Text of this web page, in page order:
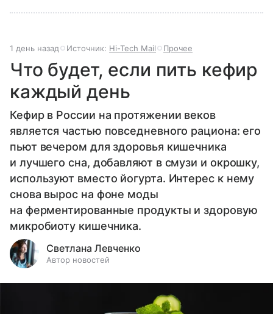
1 день назад Источник: Hi-Tech Mail Прочее
Что будет, если пить кефир
каждый день
Кефир в России на протяжении веков
является частью повседневного рациона: его
пьют вечером для здоровья кишечника
и лучшего сна, добавляют в смузи и окрошку,
используют вместо йогурта. Интерес к нему
снова вырос на фоне моды
на ферментированные продукты и здоровую
микробиоту кишечника.
Светлана Левченко
Автор новостей